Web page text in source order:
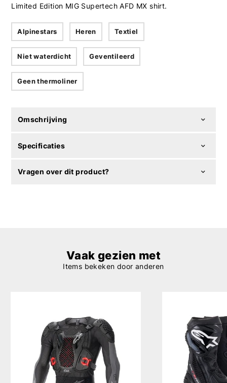
Limited Edition MIG Supertech AFD MX shirt.
Alpinestars Heren Textiel
Niet waterdicht Geventileerd
Geen thermoliner
Omschrijving
Specificaties
Vragen over dit product?
Vaak gezien met
Items bekeken door anderen